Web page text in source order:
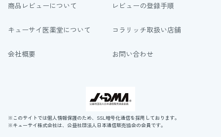
商品レビューについて レビューの登録手順
キューサイ医薬堂について コラリッチ取扱い店舗
会社概要 お問い合わせ
※このサイトでは個人情報保護のため、SSL暗号化通信を採用しております。
※キューサイ株式会社は、公益社団法人日本通信販売協会の会員です。